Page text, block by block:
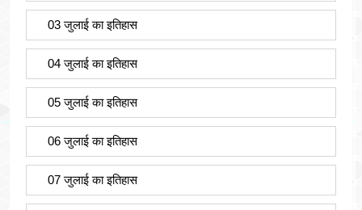
03 जुलाई का इतिहास
04 जुलाई का इतिहास
05 जुलाई का इतिहास
06 जुलाई का इतिहास
07 जुलाई का इतिहास